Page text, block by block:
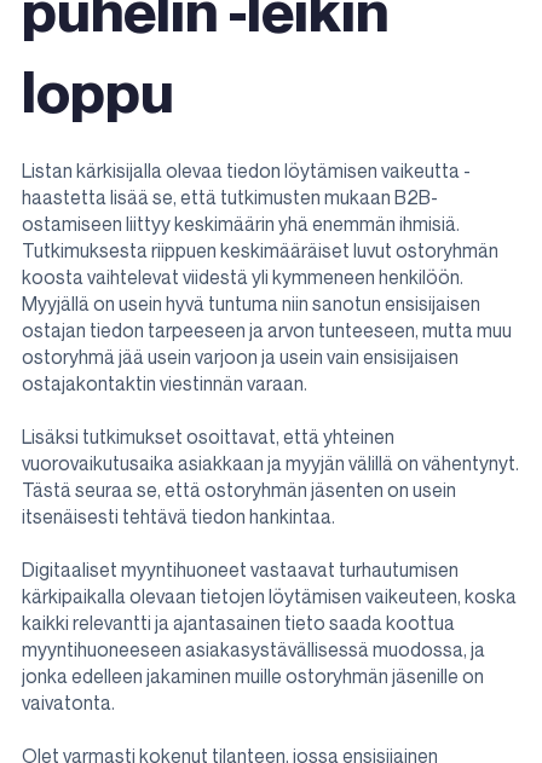
loppu
Listan kärkisijalla olevaa tiedon löytämisen vaikeutta -
haastetta lisää se, että tutkimusten mukaan B2B-
ostamiseen liittyy keskimäärin yhä enemmän ihmisiä.
Tutkimuksesta riippuen keskimääräiset luvut ostoryhmän
koosta vaihtelevat viidestä yli kymmeneen henkilöön.
Myyjällä on usein hyvä tuntuma niin sanotun ensisijaisen
ostajan tiedon tarpeeseen ja arvon tunteeseen, mutta muu
ostoryhmä jää usein varjoon ja usein vain ensisijaisen
ostajakontaktin viestinnän varaan.
Lisäksi tutkimukset osoittavat, että yhteinen
vuorovaikutusaika asiakkaan ja myyjän välillä on vähentynyt.
Tästä seuraa se, että ostoryhmän jäsenten on usein
itsenäisesti tehtävä tiedon hankintaa.
Digitaaliset myyntihuoneet vastaavat turhautumisen
kärkipaikalla olevaan tietojen löytämisen vaikeuteen, koska
kaikki relevantti ja ajantasainen tieto saada koottua
myyntihuoneeseen asiakasystävällisessä muodossa, ja
jonka edelleen jakaminen muille ostoryhmän jäsenille on
vaivatonta.
Olet varmasti kokenut tilanteen, jossa ensisijainen